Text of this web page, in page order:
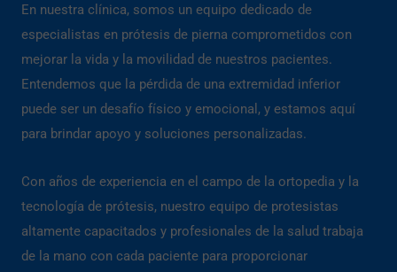
En nuestra clínica, somos un equipo dedicado de
especialistas en prótesis de pierna comprometidos con
mejorar la vida y la movilidad de nuestros pacientes.
Entendemos que la pérdida de una extremidad inferior
puede ser un desafío físico y emocional, y estamos aquí
para brindar apoyo y soluciones personalizadas.
Con años de experiencia en el campo de la ortopedia y la
tecnología de prótesis, nuestro equipo de protesistas
altamente capacitados y profesionales de la salud trabaja
de la mano con cada paciente para proporcionar